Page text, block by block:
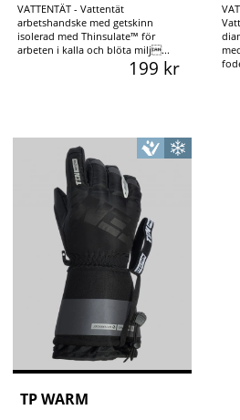
VATTENTÄT - Vattentät
arbetshandske med getskinn
isolerad med Thinsulate™ för
arbeten i kalla och blöta milj...
199 kr
TP WARM